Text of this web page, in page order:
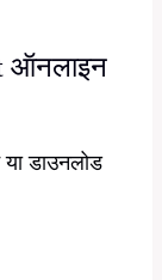
ऑनलाइन
डाउनलोड